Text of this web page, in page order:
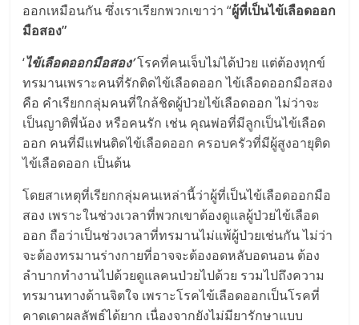
ออกเหมือนกัน ซึ่งเราเรียกพวกเขาว่า “ผู้ที่เป็นไข้เลือดออก
มือสอง”
‘ไข้เลือดออกมือสอง’โรคที่คนเจ็บไม่ได้ป่วย แต่ต้องทุกข์
ทรมานเพราะคนที่รักติดไข้เลือดออก ไข้เลือดออกมือสอง
คือ คำเรียกกลุ่มคนที่ใกล้ชิดผู้ป่วยไข้เลือดออก ไม่ว่าจะ
เป็นญาติพี่น้อง หรือคนรัก เช่น คุณพ่อที่มีลูกเป็นไข้เลือด
ออก คนที่มีแฟนติดไข้เลือดออก ครอบครัวที่มีผู้สูงอายุติด
ไข้เลือดออก เป็นต้น
โดยสาเหตุที่เรียกกลุ่มคนเหล่านี้ว่าผู้ที่เป็นไข้เลือดออกมือ
สอง เพราะในช่วงเวลาที่พวกเขาต้องดูแลผู้ป่วยไข้เลือด
ออก ถือว่าเป็นช่วงเวลาที่ทรมานไม่แพ้ผู้ป่วยเช่นกัน ไม่ว่า
จะต้องทรมานร่างกายที่อาจจะต้องอดหลับอดนอน ต้อง
ลำบากทำงานไปด้วยดูแลคนป่วยไปด้วย รวมไปถึงความ
ทรมานทางด้านจิตใจ เพราะโรคไข้เลือดออกเป็นโรคที่
คาดเดาผลลัพธ์ได้ยาก เนื่องจากยังไม่มียารักษาแบบ